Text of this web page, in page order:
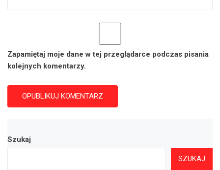
Zapamiętaj moje dane w tej przeglądarce podczas pisania
kolejnych komentarzy.
Szukaj
SZUKAJ